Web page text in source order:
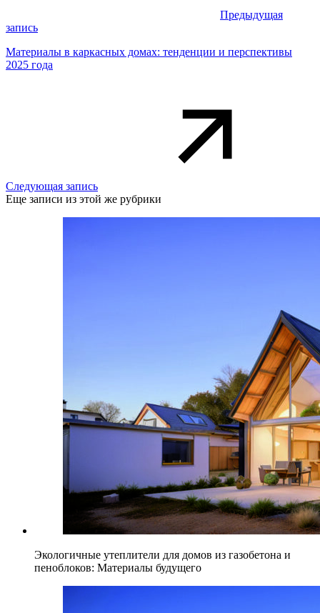
Предыдущая
запись
Материалы в каркасных домах: тенденции и перспективы
2025 года
Следующая запись
Еще записи из этой же рубрики
Экологичные утеплители для домов из газобетона и
пеноблоков: Материалы будущего